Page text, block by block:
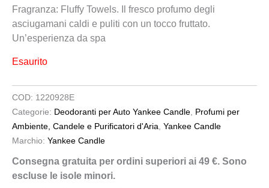
Fragranza: Fluffy Towels. Il fresco profumo degli
asciugamani caldi e puliti con un tocco fruttato.
Un’esperienza da spa
Esaurito
COD: 1220928E
Categorie: Deodoranti per Auto Yankee Candle Profumi per
Ambiente, Candele e Purificatori d'Aria Yankee Candle
Marchio: Yankee Candle
Consegna gratuita per ordini superiori ai 49 €. Sono
escluse le isole minori.